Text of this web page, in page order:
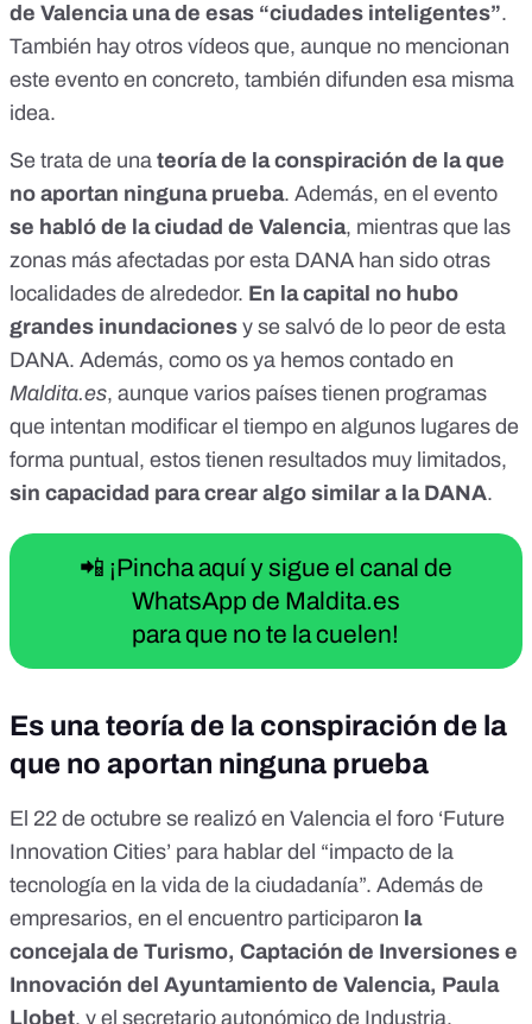
de Valencia una de esas “ciudades inteligentes”.
También hay otros vídeos que, aunque no mencionan
este evento en concreto, también difunden esa misma
idea.
Se trata de una teoría de la conspiración de la que
no aportan ninguna prueba. Además, en el evento
se habló de la ciudad de Valencia, mientras que las
zonas más afectadas por esta DANA han sido otras
localidades de alrededor. En la capital no hubo
grandes inundaciones y se salvó de lo peor de esta
DANA. Además, como os ya hemos contado en
Maldita.es, aunque varios países tienen programas
que intentan modificar el tiempo en algunos lugares de
forma puntual, estos tienen resultados muy limitados,
sin capacidad para crear algo similar a la DANA.
📲 ¡Pincha aquí y sigue el canal de
WhatsApp de Maldita.es
para que no te la cuelen!
Es una teoría de la conspiración de la
que no aportan ninguna prueba
El 22 de octubre se realizó en Valencia el foro ‘Future
Innovation Cities’ para hablar del “impacto de la
tecnología en la vida de la ciudadanía”. Además de
empresarios, en el encuentro participaron la
concejala de Turismo, Captación de Inversiones e
Innovación del Ayuntamiento de Valencia, Paula
Llobet, y el secretario autonómico de Industria,